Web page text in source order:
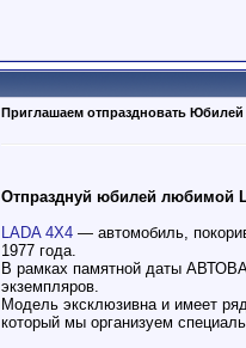
Приглашаем отпраздновать
Отпразднуй юбилей любимой
LADA 4X4 — автомобиль,
1977 года.
В рамках памятной даты
экземпляров.
Модель эксклюзивна и имеет
который мы организуем